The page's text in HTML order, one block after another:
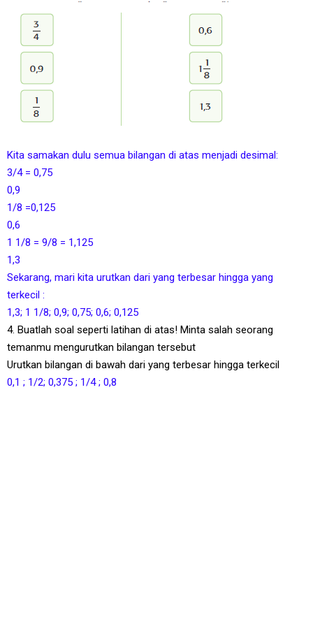
Kita samakan dulu semua bilangan di atas menjadi desimal:
3/4 = 0,75
0,9
1/8 =0,125
0,6
1 1/8 = 9/8 = 1,125
1,3
Sekarang, mari kita urutkan dari yang terbesar hingga yang
terkecil :
1,3; 1 1/8; 0,9; 0,75; 0,6; 0,125
4. Buatlah soal seperti latihan di atas! Minta salah seorang
temanmu mengurutkan bilangan tersebut
Urutkan bilangan di bawah dari yang terbesar hingga terkecil
0,1 ; 1/2; 0,375 ; 1/4 ; 0,8